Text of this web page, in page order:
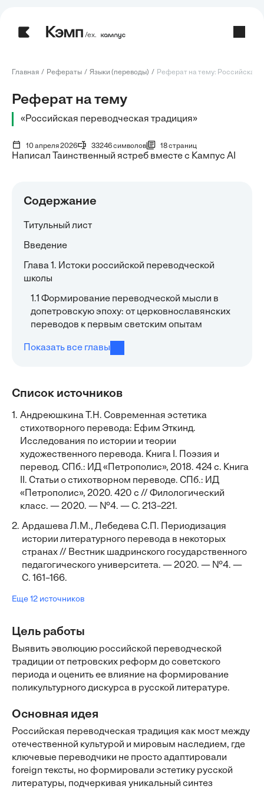
/ех.
Главная Рефераты Языки (переводы) Реферат на тему: Российская
Реферат на тему
«Российская переводческая традиция»
10 апреля 2026 33246 символов 18 страниц
Написал Таинственный ястреб вместе с Кампус AI
Содержание
Титульный лист
Введение
Глава 1. Истоки российской переводческой
школы
1.1 Формирование переводческой мысли в
допетровскую эпоху: от церковнославянских
переводов к первым светским опытам
Показать все главы
Список источников
1. Андреюшкина Т.Н. Современная эстетика
стихотворного перевода: Ефим Эткинд.
Исследования по истории и теории
художественного перевода. Книга I. Поэзия и
перевод. СПб.: ИД «Петрополис», 2018. 424 с. Книга
II. Статьи о стихотворном переводе. СПб.: ИД
«Петрополис», 2020. 420 с // Филологический
класс. — 2020. — №4. — С. 213–221.
2. Ардашева Л.М., Лебедева С.П. Периодизация
истории литературного перевода в некоторых
странах // Вестник шадринского государственного
педагогического университета. — 2020. — №4. —
С. 161–166.
Еще 12 источников
Цель работы
Выявить эволюцию российской переводческой
традиции от петровских реформ до советского
периода и оценить ее влияние на формирование
поликультурного дискурса в русской литературе.
Основная идея
Российская переводческая традиция как мост между
отечественной культурой и мировым наследием, где
ключевые переводчики не просто адаптировали
foreign тексты, но формировали эстетику русской
литературы, подчеркивая уникальный синтез